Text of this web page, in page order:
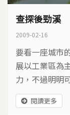
查探後勁溪
2009-02-16
要看一座城市
展以工業區為
力，不過明明
濃度的有毒化
都被列管的有
閱讀更多